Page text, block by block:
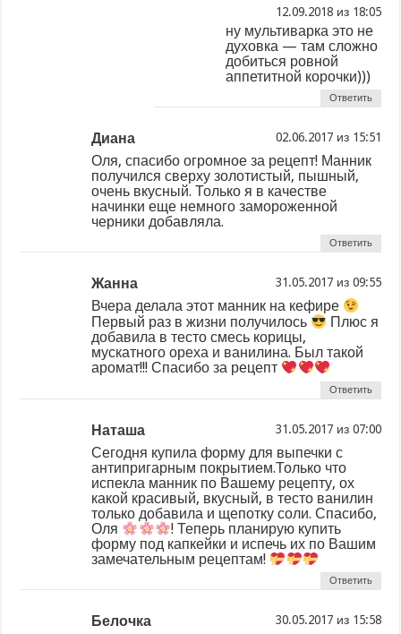
из
ну мультиварка это не
духовка — там сложно
добиться ровной
аппетитной корочки)))
Ответить
Диана из
Оля, спасибо огромное за рецепт! Манник
получился сверху золотистый, пышный,
очень вкусный. Только я в качестве
начинки еще немного замороженной
черники добавляла.
Ответить
Жанна из
Вчера делала этот манник на кефире
Первый раз в жизни получилось
Плюс я
добавила в тесто смесь корицы,
мускатного ореха и ванилина. Был такой
аромат!!! Спасибо за рецепт
Ответить
Наташа из
Сегодня купила форму для выпечки с
антипригарным покрытием.Только что
испекла манник по Вашему рецепту, ох
какой красивый, вкусный, в тесто ванилин
только добавила и щепотку соли. Спасибо,
Оля
! Теперь планирую купить
форму под капкейки и испечь их по Вашим
замечательным рецептам!
Ответить
Белочка из